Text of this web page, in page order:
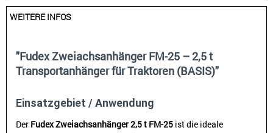
WEITERE INFOS
"Fudex Zweiachsanhänger FM-25 – 2,5 t
Transportanhänger für Traktoren (BASIS)"
Einsatzgebiet / Anwendung
Der Fudex Zweiachsanhänger 2,5 t FM-25 ist die ideale